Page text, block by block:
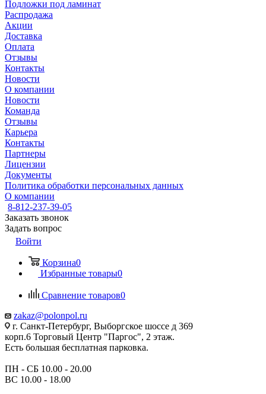
Подложки под ламинат
Распродажа
Акции
Доставка
Оплата
Отзывы
Контакты
Новости
О компании
Новости
Команда
Отзывы
Карьера
Контакты
Партнеры
Лицензии
Документы
Политика обработки персональных данных
О компании
8-812-237-39-05
Заказать звонок
Задать вопрос
Войти
Корзина0
Избранные товары0
Сравнение товаров0
zakaz@polonpol.ru
г. Санкт-Петербург, Выборгское шоссе д 369
корп.6 Торговый Центр "Паргос", 2 этаж.
Есть большая бесплатная парковка.
ПН - СБ 10.00 - 20.00
ВС 10.00 - 18.00